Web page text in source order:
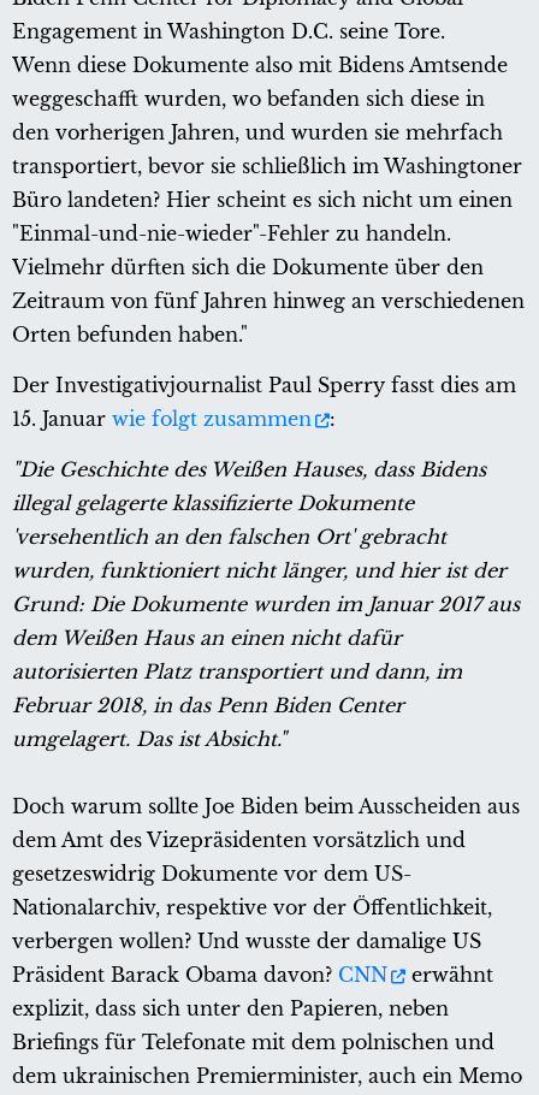
Engagement in Washington D.C. seine Tore.
Wenn diese Dokumente also mit Bidens Amtsende
weggeschafft wurden, wo befanden sich diese in
den vorherigen Jahren, und wurden sie mehrfach
transportiert, bevor sie schließlich im Washingtoner
Büro landeten? Hier scheint es sich nicht um einen
"Einmal-und-nie-wieder"-Fehler zu handeln.
Vielmehr dürften sich die Dokumente über den
Zeitraum von fünf Jahren hinweg an verschiedenen
Orten befunden haben."
Der Investigativjournalist Paul Sperry fasst dies am
15. Januar wie folgt zusammen :
"Die Geschichte des Weißen Hauses, dass Bidens
illegal gelagerte klassifizierte Dokumente
'versehentlich an den falschen Ort' gebracht
wurden, funktioniert nicht länger, und hier ist der
Grund: Die Dokumente wurden im Januar 2017 aus
dem Weißen Haus an einen nicht dafür
autorisierten Platz transportiert und dann, im
Februar 2018, in das Penn Biden Center
umgelagert. Das ist Absicht."
Doch warum sollte Joe Biden beim Ausscheiden aus
dem Amt des Vizepräsidenten vorsätzlich und
gesetzeswidrig Dokumente vor dem US-
Nationalarchiv, respektive vor der Öffentlichkeit,
verbergen wollen? Und wusste der damalige US
Präsident Barack Obama davon? CNN
erwähnt
explizit, dass sich unter den Papieren, neben
Briefings für Telefonate mit dem polnischen und
dem ukrainischen Premierminister, auch ein Memo